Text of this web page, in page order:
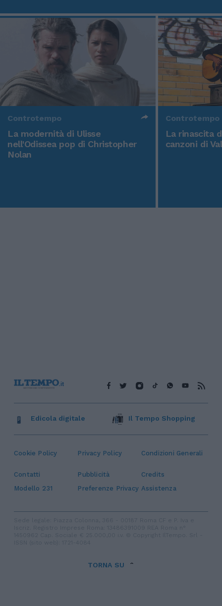
Controtempo
La modernità di Ulisse
nell'Odissea pop di Christopher
Nolan
Controtempo
La rinascita
canzoni di
Cookie Policy Privacy Policy Condizioni Generali
Contatti Pubblicità
Credits
Modello 231
Preferenze Privacy Assistenza
Edicola digitale Il Tempo Shopping
TORNA SU